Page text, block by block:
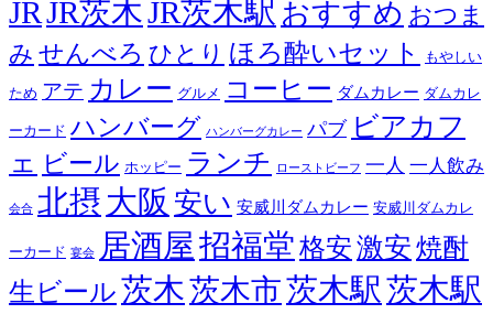
JRJR茨木JR茨木駅 おすすめ おつま
み せんべろ ひとり ほろ酔いセット もやしい
ため アテ カレー グルメ コーヒー ダムカレー ダムカレ
ーカード ハンバーグ ハンバーグカレー パブ ビアカフ
ェ ビール ホッピー ランチ ローストビーフ 一人 一人飲み
会合 北摂 大阪 安い 安威川ダムカレー 安威川ダムカレ
ーカード 宴会 居酒屋招福堂格安激安焼酎
生ビール茨木茨木市茨木駅 茨木駅